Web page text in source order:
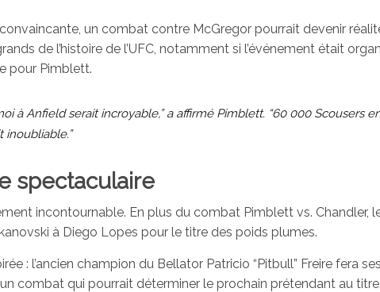
un combat contre McGregor pourrait devenir
de l’histoire de l’UFC, notamment si l’événement était
pour Pimblett.
à Anfield serait incroyable,” a affirmé Pimblett. “60 000 Scousers
inoubliable.”
spectaculaire
incontournable. En plus du combat Pimblett vs. Chandler,
à Diego Lopes pour le titre des poids plumes.
: l’ancien champion du Bellator Patricio “Pitbull” Freire fera
combat qui pourrait déterminer le prochain prétendant au titre.